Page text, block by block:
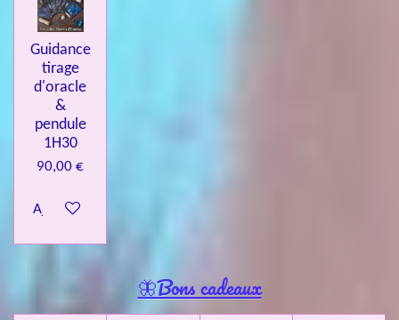
Guidance
tirage
d'oracle
&
pendule
1H30
90,00 €
Ajouter au panier
🦋Bons cadeaux